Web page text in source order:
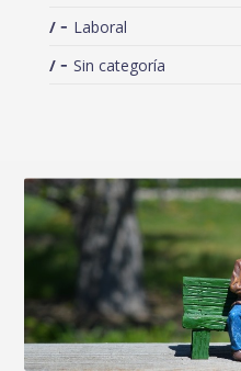
Laboral
Sin categoría